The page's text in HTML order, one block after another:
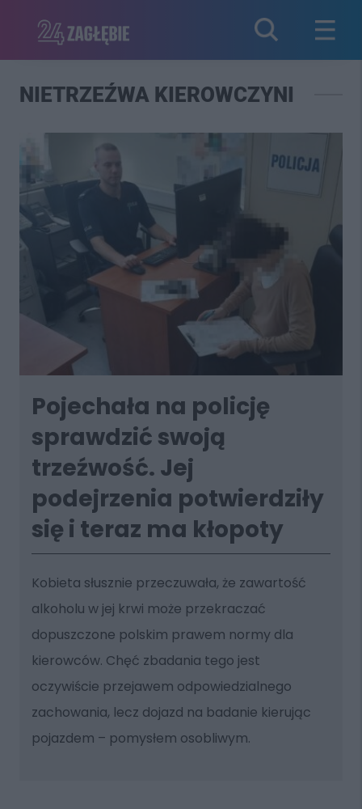
NIETRZEŹWA KIEROWCZYNI
Pojechała na policję
sprawdzić swoją
trzeźwość. Jej
podejrzenia potwierdziły
się i teraz ma kłopoty
Kobieta słusznie przeczuwała, że zawartość
alkoholu w jej krwi może przekraczać
dopuszczone polskim prawem normy dla
kierowców. Chęć zbadania tego jest
oczywiście przejawem odpowiedzialnego
zachowania, lecz dojazd na badanie kierując
pojazdem – pomysłem osobliwym.